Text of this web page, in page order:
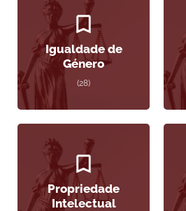
Igualdade de
Género
(28)
Propriedade
Intelectual